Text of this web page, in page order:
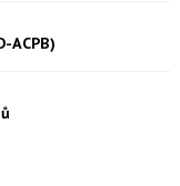
ACPB)